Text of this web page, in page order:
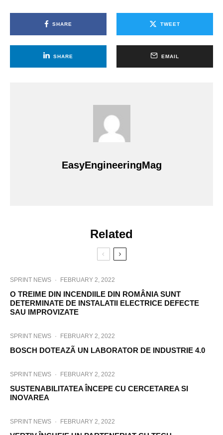
SHARE TWEET
SHARE EMAIL
EasyEngineeringMag
Related
SPRINT NEWS · FEBRUARY 2, 2022
O TREIME DIN INCENDIILE DIN ROMÂNIA SUNT
DETERMINATE DE INSTALATII ELECTRICE DEFECTE
SAU IMPROVIZATE
SPRINT NEWS · FEBRUARY 2, 2022
BOSCH DOTEAZÃ UN LABORATOR DE INDUSTRIE 4.0
SPRINT NEWS · FEBRUARY 2, 2022
SUSTENABILITATEA ÎNCEPE CU CERCETAREA SI
INOVAREA
SPRINT NEWS · FEBRUARY 2, 2022